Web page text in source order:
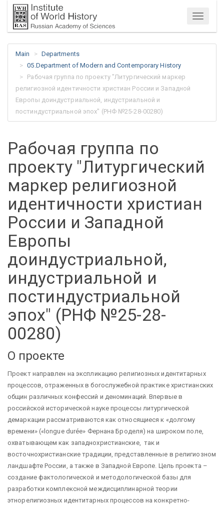
Menu
Main
Departments
05.Department of Modern and Contemporary History
Рабочая группа по проекту "Литургический маркер
религиозной идентичности христиан России и Западной
Европы доиндустриальной, индустриальной и
постиндустриальной эпох" (РНФ №25-28-00280)
Рабочая группа по
проекту "Литургический
маркер религиозной
идентичности христиан
России и Западной
Европы
доиндустриальной,
индустриальной и
постиндустриальной
эпох" (РНФ №25-28-
00280)
О проекте
Проект направлен на экспликацию религиозных идентитарных
процессов, отраженных в богослужебной практике христианских
общин различных конфессий и деноминаций. Впервые в
российской исторической науке процессы литургической
демаркации рассматриваются как относящиеся к «долгому
времени» («longue durée» Фернана Броделя) на широком поле,
охватывающем как западнохристианские, так и
восточнохристианские традиции, представленные в религиозном
ландшафте России, а также в Западной Европе. Цель проекта –
создание фактологической и методологической базы для
разработки комплексной междисциплинарной теории
этнорелигиозных идентитарных процессов на конкретно-